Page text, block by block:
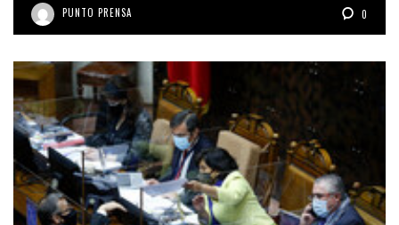
PUNTO PRENSA 0